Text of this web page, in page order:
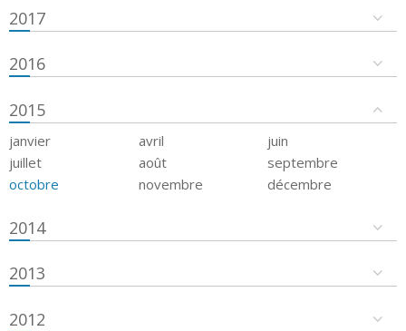
2017
2016
2015
janvier avril
juin
juillet
août
septembre
octobre
novembre décembre
2014
2013
2012